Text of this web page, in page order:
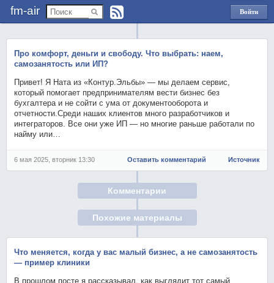
fm-air
Войти
через
Про комфорт, деньги и свободу. Что выбрать: наем,
самозанятость или ИП?
Привет! Я Ната из «Контур.Эльбы» — мы делаем сервис,
который помогает предпринимателям вести бизнес без
бухгалтера и не сойти с ума от документооборота и
отчетности.Среди наших клиентов много разработчиков и
интеграторов. Все они уже ИП — но многие раньше работали по
найму или…
6 мая 2025, вторник 13:30 Оставить комментарий Источник
Комментарии
Похожие материалы
Что меняется, когда у вас малый бизнес, а не самозанятость
— пример клиники
В прошлом посте я рассказывал, как выглядит тот самый